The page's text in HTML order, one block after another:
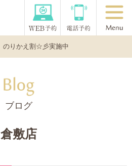
のりかえ割☆彡実施中
ブログ
倉敷店